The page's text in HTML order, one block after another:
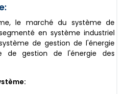
le marché du système de
en système industriel
de gestion de l'énergie
de gestion de l'énergie des